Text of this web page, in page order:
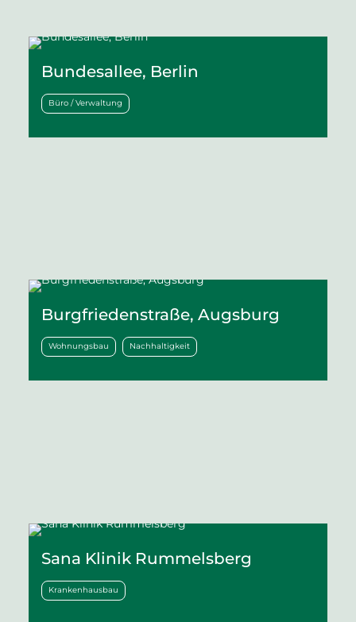
Bundesallee, Berlin
Büro / Verwaltung
Burgfriedenstraße, Augsburg
Wohnungsbau Nachhaltigkeit
Sana Klinik Rummelsberg
Krankenhausbau